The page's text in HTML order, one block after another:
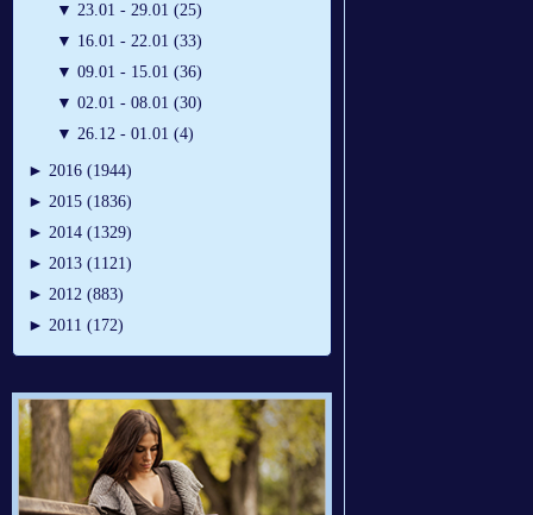
▼ 23.01 - 29.01 (25)
▼ 16.01 - 22.01 (33)
▼ 09.01 - 15.01 (36)
▼ 02.01 - 08.01 (30)
▼ 26.12 - 01.01 (4)
► 2016 (1944)
► 2015 (1836)
► 2014 (1329)
► 2013 (1121)
► 2012 (883)
► 2011 (172)